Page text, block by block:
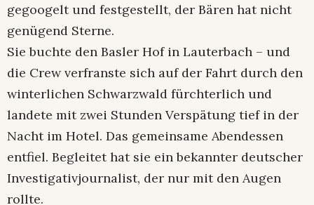
gegoogelt und festgestellt, der Bären hat nicht
genügend Sterne.
Sie buchte den Basler Hof in Lauterbach – und
die Crew verfranste sich auf der Fahrt durch den
winterlichen Schwarzwald fürchterlich und
landete mit zwei Stunden Verspätung tief in der
Nacht im Hotel. Das gemeinsame Abendessen
entfiel. Begleitet hat sie ein bekannter deutscher
Investigativjournalist, der nur mit den Augen
rollte.